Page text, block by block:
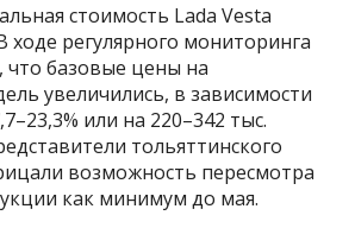
стоимость Lada Vesta
ходе регулярного мониторинга
что базовые цены на
увеличились, в зависимости
или на 220–342 тыс.
тольяттинского
возможность пересмотра
как минимум до мая.